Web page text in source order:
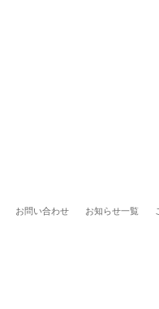
お問い合わせ お知らせ一覧